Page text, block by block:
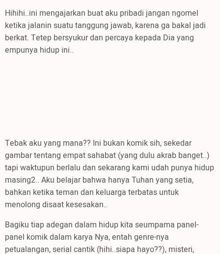
Hihihi..ini mengajarkan buat aku pribadi jangan ngomel
ketika jalanin suatu tanggung jawab, karena ga bakal jadi
berkat. Tetep bersyukur dan percaya kepada Dia yang
empunya hidup ini..
Tebak aku yang mana?? Ini bukan komik sih, sekedar
gambar tentang empat sahabat (yang dulu akrab banget..)
tapi waktupun berlalu dan sekarang kami udah punya hidup
masing2.. Aku belajar bahwa hanya Tuhan yang setia,
bahkan ketika teman dan keluarga terbatas untuk
menolong disaat kesesakan..
Bagiku tiap adegan dalam hidup kita seumpama panel-
panel komik dalam karya Nya, entah genre-nya
petualangan, serial cantik (hihi..siapa hayo??), misteri,